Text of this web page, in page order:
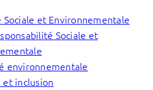
Sociale et Environnementale
Sociale et
environnementale
inclusion